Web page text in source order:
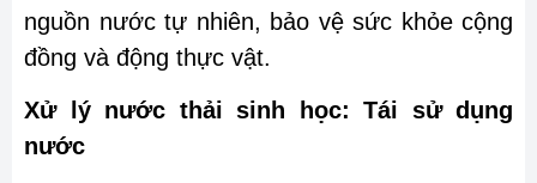
nguồn nước tự nhiên, bảo vệ sức khỏe cộng
đồng và động thực vật.
Xử lý nước thải sinh học: Tái sử dụng
nước